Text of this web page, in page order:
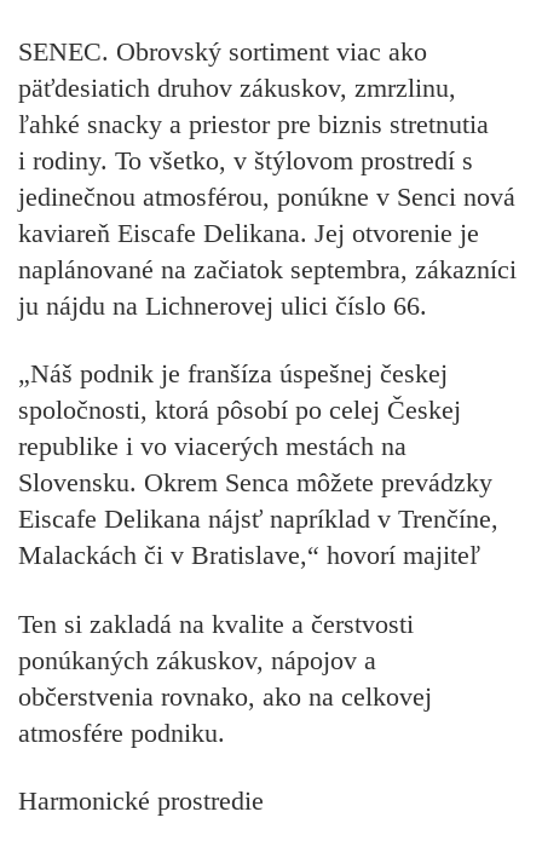
SENEC. Obrovský sortiment viac ako
päťdesiatich druhov zákuskov, zmrzlinu,
ľahké snacky a priestor pre biznis stretnutia
i rodiny. To všetko, v štýlovom prostredí s
jedinečnou atmosférou, ponúkne v Senci nová
kaviareň Eiscafe Delikana. Jej otvorenie je
naplánované na začiatok septembra, zákazníci
ju nájdu na Lichnerovej ulici číslo 66.
„Náš podnik je franšíza úspešnej českej
spoločnosti, ktorá pôsobí po celej Českej
republike i vo viacerých mestách na
Slovensku. Okrem Senca môžete prevádzky
Eiscafe Delikana nájsť napríklad v Trenčíne,
Malackách či v Bratislave,“ hovorí majiteľ
Ten si zakladá na kvalite a čerstvosti
ponúkaných zákuskov, nápojov a
občerstvenia rovnako, ako na celkovej
atmosfére podniku.
Harmonické prostredie